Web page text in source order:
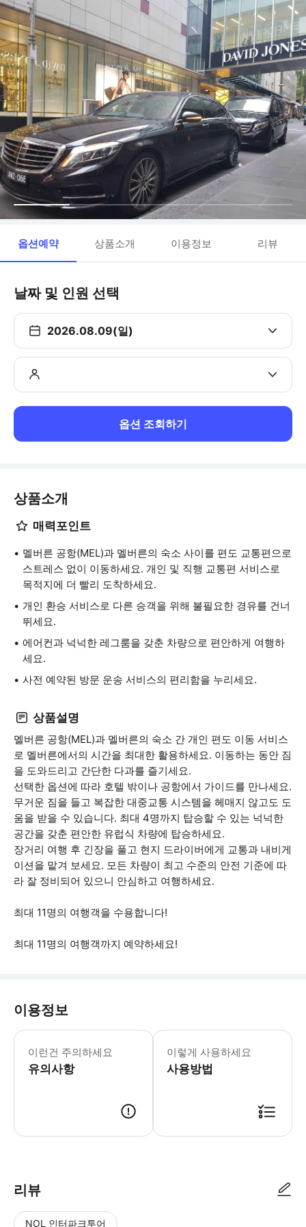
옵션예약 상품소개 이용정보 리뷰
날짜 및 인원 선택
2026.08.09(일)
옵션 조회하기
상품소개
매력포인트
멜버른 공항(MEL)과 멜버른의 숙소 사이를 편도 교통편으로
스트레스 없이 이동하세요. 개인 및 직행 교통편 서비스로
목적지에 더 빨리 도착하세요.
개인 환승 서비스로 다른 승객을 위해 불필요한 경유를 건너
뛰세요.
에어컨과 넉넉한 레그룸을 갖춘 차량으로 편안하게 여행하
세요.
사전 예약된 방문 운송 서비스의 편리함을 누리세요.
상품설명
멜버른 공항(MEL)과 멜버른의 숙소 간 개인 편도 이동 서비스
로 멜버른에서의 시간을 최대한 활용하세요. 이동하는 동안 짐
을 도와드리고 간단한 다과를 즐기세요.
선택한 옵션에 따라 호텔 밖이나 공항에서 가이드를 만나세요.
무거운 짐을 들고 복잡한 대중교통 시스템을 헤매지 않고도 도
움을 받을 수 있습니다. 최대 4명까지 탑승할 수 있는 넉넉한
공간을 갖춘 편안한 유럽식 차량에 탑승하세요.
장거리 여행 후 긴장을 풀고 현지 드라이버에게 교통과 내비게
이션을 맡겨 보세요. 모든 차량이 최고 수준의 안전 기준에 따
라 잘 정비되어 있으니 안심하고 여행하세요.
최대 11명의 여행객을 수용합니다!
최대 11명의 여행객까지 예약하세요!
이용정보
이런건 주의하세요
유의사항
* 소요시간 : 60분 (옵션에 따라 소요
이렇게 사용하세요
사용방법
리뷰
NOL 인터파크투어